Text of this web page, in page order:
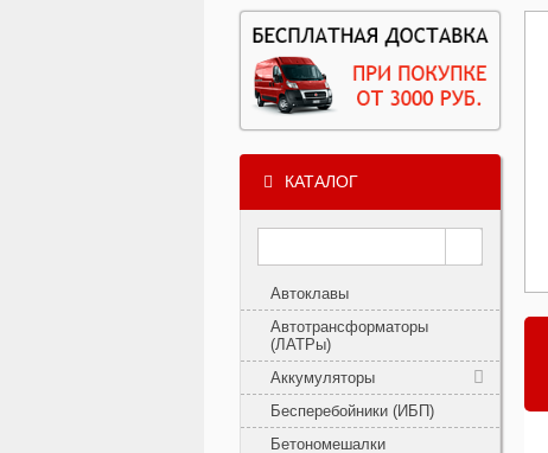
КАТАЛОГ
Автоклавы
Автотрансформаторы
(ЛАТРы)
Аккумуляторы
Бесперебойники (ИБП)
Бетономешалки